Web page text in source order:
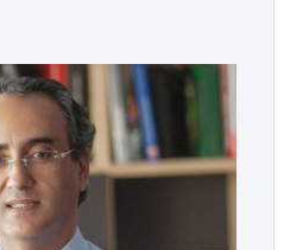
الإعلان الرسمي عن وفاة الملك
رافقته هيستيريا من البكاء داخل